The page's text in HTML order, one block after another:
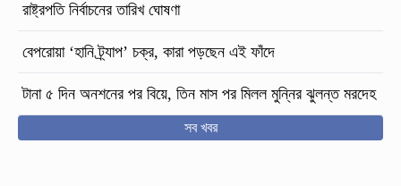
রাষ্ট্রপতি নির্বাচনের তারিখ ঘোষণা
বেপরোয়া ‘হানি ট্র্যাপ’ চক্র, কারা পড়ছেন এই ফাঁদে
টানা ৫ দিন অনশনের পর বিয়ে, তিন মাস পর মিলল মুন্নির ঝুলন্ত মরদেহ
সব খবর